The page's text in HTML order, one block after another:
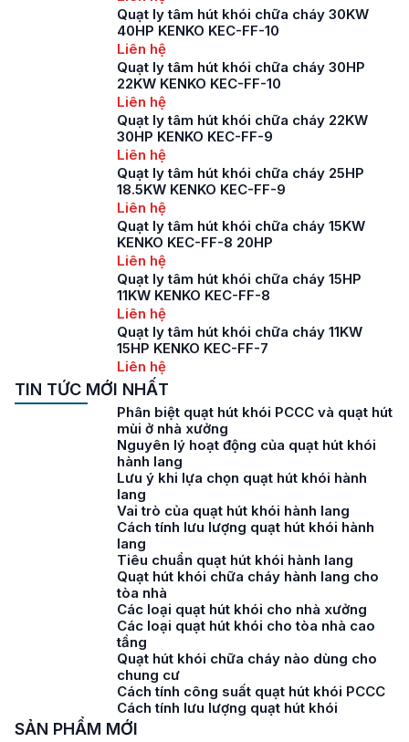
Quạt ly tâm hút khói chữa cháy 30KW
40HP KENKO KEC-FF-10
Liên hệ
Quạt ly tâm hút khói chữa cháy 30HP
22KW KENKO KEC-FF-10
Liên hệ
Quạt ly tâm hút khói chữa cháy 22KW
30HP KENKO KEC-FF-9
Liên hệ
Quạt ly tâm hút khói chữa cháy 25HP
18.5KW KENKO KEC-FF-9
Liên hệ
Quạt ly tâm hút khói chữa cháy 15KW
KENKO KEC-FF-8 20HP
Liên hệ
Quạt ly tâm hút khói chữa cháy 15HP
11KW KENKO KEC-FF-8
Liên hệ
Quạt ly tâm hút khói chữa cháy 11KW
15HP KENKO KEC-FF-7
Liên hệ
TIN TỨC MỚI NHẤT
Phân biệt quạt hút khói PCCC và quạt hút
mùi ở nhà xưởng
Nguyên lý hoạt động của quạt hút khói
hành lang
Lưu ý khi lựa chọn quạt hút khói hành
lang
Vai trò của quạt hút khói hành lang
Cách tính lưu lượng quạt hút khói hành
lang
Tiêu chuẩn quạt hút khói hành lang
Quạt hút khói chữa cháy hành lang cho
tòa nhà
Các loại quạt hút khói cho nhà xưởng
Các loại quạt hút khói cho tòa nhà cao
tầng
Quạt hút khói chữa cháy nào dùng cho
chung cư
Cách tính công suất quạt hút khói PCCC
Cách tính lưu lượng quạt hút khói
SẢN PHẨM MỚI